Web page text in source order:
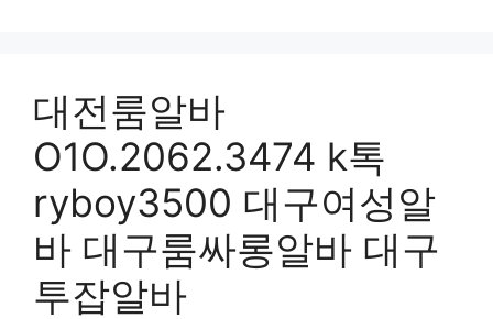
대전룸알바
O1O.2062.3474 k톡
ryboy3500 대구여성알
바 대구룸싸롱알바 대구
투잡알바